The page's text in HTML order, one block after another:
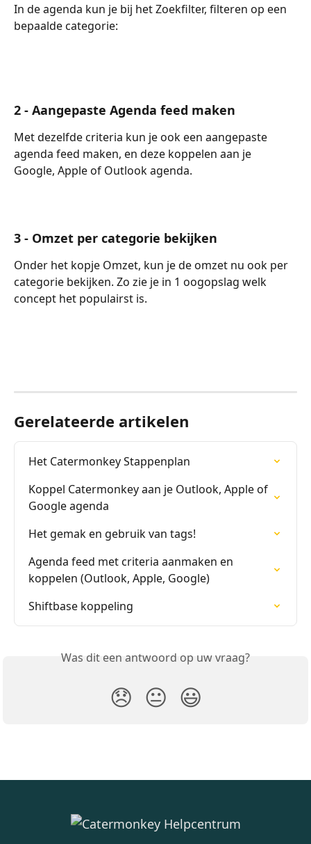
In de agenda kun je bij het Zoekfilter, filteren op een
bepaalde categorie:
2 - Aangepaste Agenda feed maken
Met dezelfde criteria kun je ook een aangepaste
agenda feed maken, en deze koppelen aan je
Google, Apple of Outlook agenda.
3 - Omzet per categorie bekijken
Onder het kopje Omzet, kun je de omzet nu ook per
categorie bekijken. Zo zie je in 1 oogopslag welk
concept het populairst is.
Gerelateerde artikelen
Het Catermonkey Stappenplan
Koppel Catermonkey aan je Outlook, Apple of
Google agenda
Het gemak en gebruik van tags!
Agenda feed met criteria aanmaken en
koppelen (Outlook, Apple, Google)
Shiftbase koppeling
Was dit een antwoord op uw vraag?
😞 😐 😃